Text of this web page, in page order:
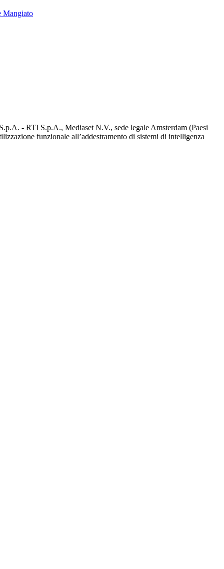
Mangiato
- RTI S.p.A., Mediaset N.V., sede legale Amsterdam (Paesi
funzionale all’addestramento di sistemi di intelligenza